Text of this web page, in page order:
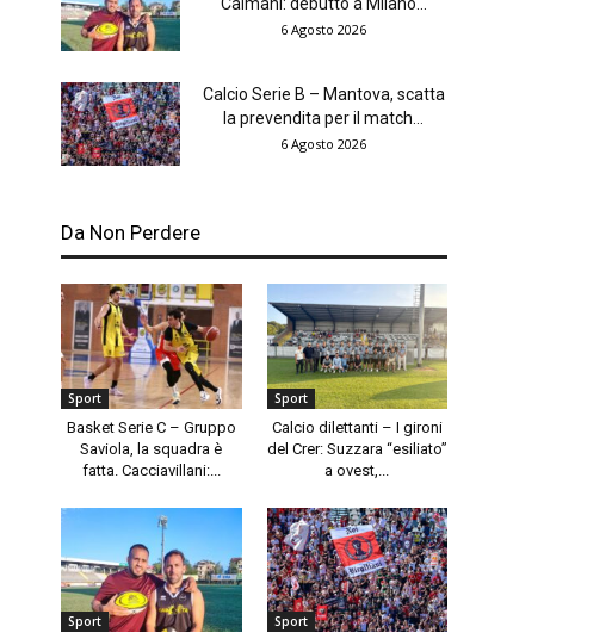
Caimani: debutto a Milano...
6 Agosto 2026
Calcio Serie B – Mantova, scatta
la prevendita per il match...
6 Agosto 2026
Da Non Perdere
Sport
Basket Serie C – Gruppo
Saviola, la squadra è
fatta. Cacciavillani:...
Sport
Calcio dilettanti – I gironi
del Crer: Suzzara “esiliato”
a ovest,...
Sport Sport